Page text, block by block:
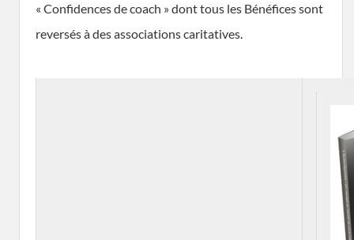
« Confidences de coach » dont tous les Bénéfices sont
reversés à des associations caritatives.